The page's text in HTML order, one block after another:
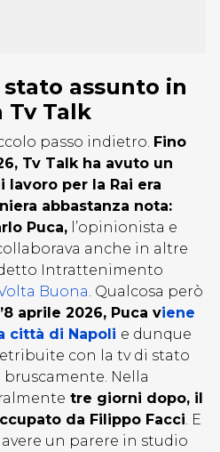
assunto in
Tv Talk
passo indietro. Fino
Tv Talk ha avuto un
per la Rai era
abbastanza nota:
Puca, l’opinionista e
anche in altre
Intrattenimento
Buona. Qualcosa però
aprile 2026, Puca viene
città di Napoli e dunque
con la tv di stato
Nella
tre giorni dopo, il
da Filippo Facci. E
un parere in studio